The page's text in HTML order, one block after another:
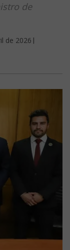
de
de 2026